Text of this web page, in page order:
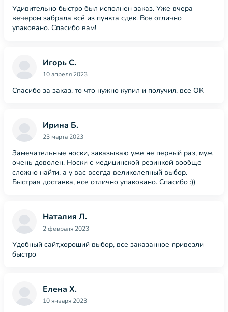
Удивительно быстро был исполнен заказ. Уже вчера
вечером забрала всё из пункта сдек. Все отлично
упаковано. Спасибо вам!
Игорь С.
10 апреля 2023
Спасибо за заказ, то что нужно купил и получил, все ОК
Ирина Б.
23 марта 2023
Замечательные носки, заказываю уже не первый раз, муж
очень доволен. Носки с медицинской резинкой вообще
сложно найти, а у вас всегда великолепный выбор.
Быстрая доставка, все отлично упаковано. Спасибо :))
Наталия Л.
2 февраля 2023
Удобный сайт,хороший выбор, все заказанное привезли
быстро
Елена Х.
10 января 2023